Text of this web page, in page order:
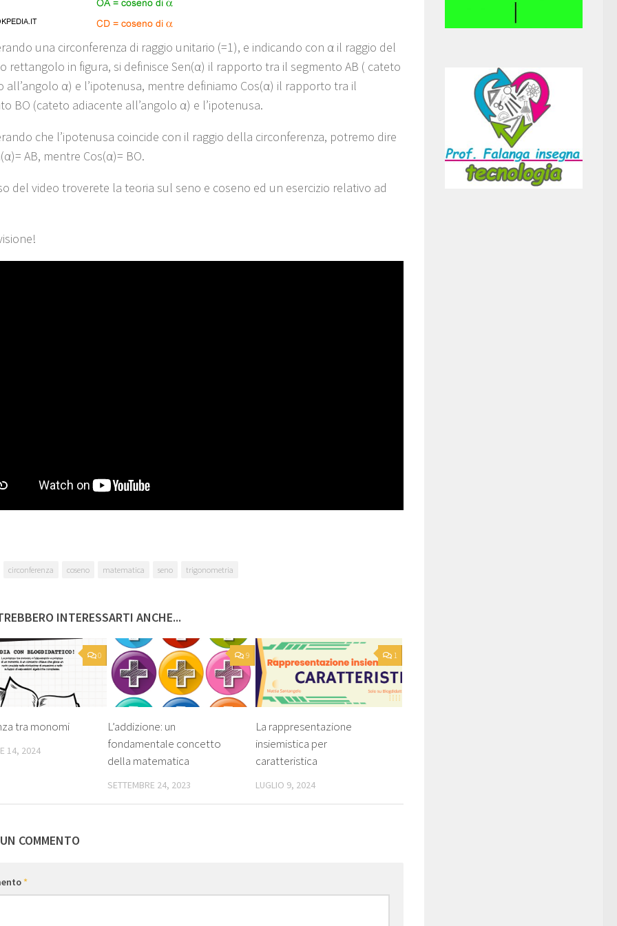
una circonferenza di raggio unitario (=1), e indicando con α il raggio del
rettangolo in figura, si definisce Sen(α) il rapporto tra il segmento AB ( cateto
all’angolo α) e l’ipotenusa, mentre definiamo Cos(α) il rapporto tra il
BO (cateto adiacente all’angolo α) e l’ipotenusa.
che l’ipotenusa coincide con il raggio della circonferenza, potremo dire
AB, mentre Cos(α)= BO.
del video troverete la teoria sul seno e coseno ed un esercizio relativo ad
circonferenza coseno matematica seno trigonometria
INTERESSARTI ANCHE...
0
tra monomi
14, 2024
9
L’addizione: un
fondamentale concetto
della matematica
SETTEMBRE 24, 2023
1
La rappresentazione
insiemistica per
caratteristica
LUGLIO 9, 2024
COMMENTO
*